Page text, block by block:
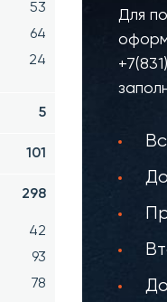
53
64
24
5
101
298
42
93
78
Для